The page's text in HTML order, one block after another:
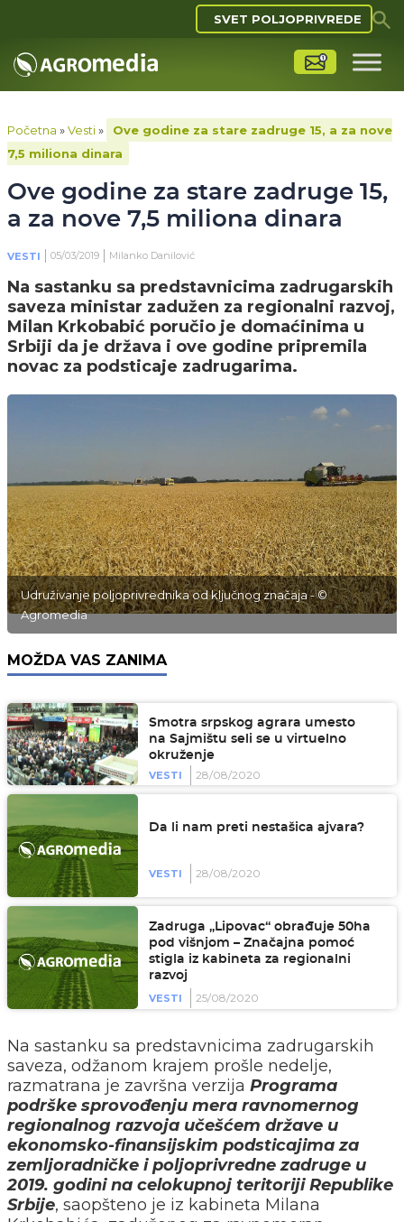
SVET POLJOPRIVREDE
Početna »Vesti»
Ove godine za stare zadruge 15, a za nove
7,5 miliona dinara
Ove godine za stare zadruge 15,
a za nove 7,5 miliona dinara
VESTI 05/03/2019 Milanko Danilović
Na sastanku sa predstavnicima zadrugarskih
saveza ministar zadužen za regionalni razvoj,
Milan Krkobabić poručio je domaćinima u
Srbiji da je država i ove godine pripremila
novac za podsticaje zadrugarima.
Udruživanje poljoprivrednika od ključnog značaja - ©
Agromedia
MOŽDA VAS ZANIMA
Smotra srpskog agrara umesto
na Sajmištu seli se u virtuelno
okruženje
VESTI
28/08/2020
Da li nam preti nestašica ajvara?
VESTI 28/08/2020
Zadruga „Lipovac“ obrađuje 50ha
pod višnjom – Značajna pomoć
stigla iz kabineta za regionalni
razvoj
VESTI
25/08/2020
Na sastanku sa predstavnicima zadrugarskih
saveza, odžanom krajem prošle nedelje,
razmatrana je završna verzija Programa
podrške sprovođenju mera ravnomernog
regionalnog razvoja učešćem države u
ekonomsko-finansijskim podsticajima za
zemljoradničke i poljoprivredne zadruge u
2019. godini na celokupnoj teritoriji Republike
Srbije, saopšteno je iz kabineta Milana